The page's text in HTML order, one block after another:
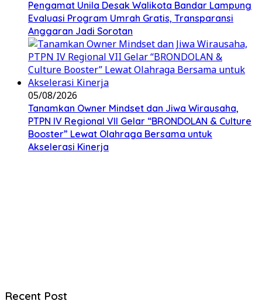
Pengamat Unila Desak Walikota Bandar Lampung
Evaluasi Program Umrah Gratis, Transparansi
Anggaran Jadi Sorotan
05/08/2026
Tanamkan Owner Mindset dan Jiwa Wirausaha,
PTPN IV Regional VII Gelar “BRONDOLAN & Culture
Booster” Lewat Olahraga Bersama untuk
Akselerasi Kinerja
Recent Post